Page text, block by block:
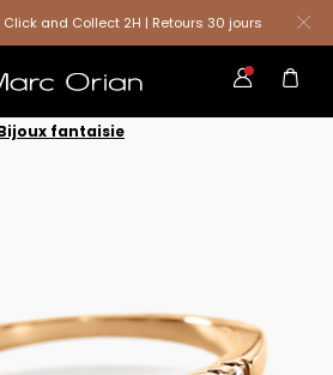
| Click and Collect 2H | Retours 30 jours
fantaisie